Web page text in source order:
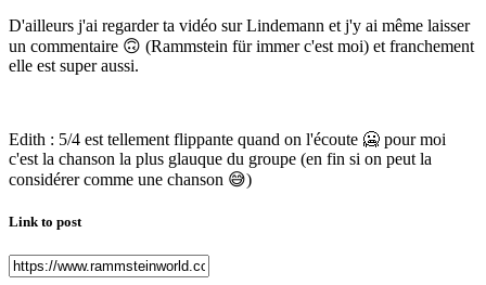
D'ailleurs j'ai regarder ta vidéo sur Lindemann et j'y ai même laisser
un commentaire 🙃 (Rammstein für immer c'est moi) et franchement
elle est super aussi.
Edith : 5/4 est tellement flippante quand on l'écoute 🥶 pour moi
c'est la chanson la plus glauque du groupe (en fin si on peut la
considérer comme une chanson 😅)
Link to post